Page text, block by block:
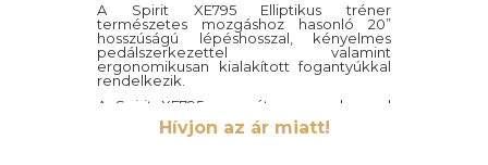
A Spirit XE795 Elliptikus tréner
természetes mozgáshoz hasonló 20”
hosszúságú lépéshosszal, kényelmes
pedálszerkezettel valamint
ergonomikusan kialakított fogantyúkkal
rendelkezik.
A Spirit XE795 generátoros rendszerrel
van ellátva, ezáltal nincs szüksége külső
elektromos ellátásra a működéséhez.
Hívjon az ár miatt!